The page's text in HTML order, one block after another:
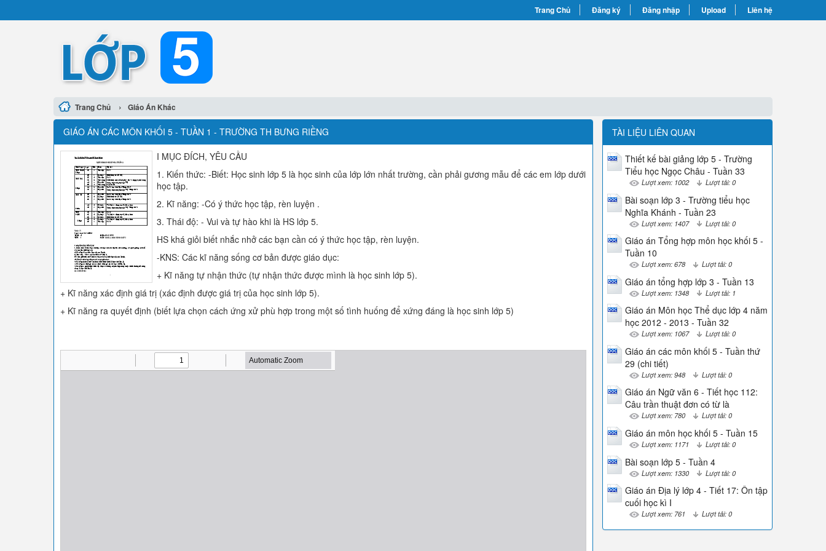
Trang Chủ Đăng ký Đăng nhập Upload Liên hệ
Trang Chủ › Giáo Án Khác
GIÁO ÁN CÁC MÔN KHỐI 5 - TUẦN 1 - TRƯỜNG TH BƯNG RIỀNG
I MỤC ĐÍCH, YÊU CẦU
1. Kiến thức: -Biết: Học sinh lớp 5 là học sinh của lớp lớn nhất trường, cần phải gương mẫu để các em lớp dưới
học tập.
2. Kĩ năng: -Có ý thức học tập, rèn luyện .
3. Thái độ: - Vui và tự hào khi là HS lớp 5.
HS khá giỏi biết nhắc nhở các bạn cần có ý thức học tập, rèn luyện.
-KNS: Các kĩ năng sống cơ bản được giáo dục:
+ Kĩ năng tự nhận thức (tự nhận thức được mình là học sinh lớp 5).
+ Kĩ năng xác định giá trị (xác định được giá trị của học sinh lớp 5).
+ Kĩ năng ra quyết định (biết lựa chọn cách ứng xử phù hợp trong một số tình huống để xứng đáng là học sinh lớp 5)
TÀI LIỆU LIÊN QUAN
Thiết kế bài giảng lớp 5 - Trường
Tiểu học Ngọc Châu - Tuần 33
Lượt xem: 1002 Lượt tải: 0
Bài soạn lớp 3 - Trường tiểu học
Nghĩa Khánh - Tuần 23
Lượt xem: 1407 Lượt tải: 0
Giáo án Tổng hợp môn học khối 5 -
Tuần 10
Lượt xem: 678 Lượt tải: 0
Giáo án tổng hợp lớp 3 - Tuần 13
Lượt xem: 1348 Lượt tải: 1
Giáo án Môn học Thể dục lớp 4 năm
học 2012 - 2013 - Tuần 32
Lượt xem: 1067 Lượt tải: 0
Giáo án các môn khối 5 - Tuần thứ
29 (chi tiết)
Lượt xem: 948 Lượt tải: 0
Giáo án Ngữ văn 6 - Tiết học 112:
Câu trần thuật đơn có từ là
Lượt xem: 780 Lượt tải: 0
Giáo án môn học khối 5 - Tuần 15
Lượt xem: 1171 Lượt tải: 0
Bài soạn lớp 5 - Tuần 4
Lượt xem: 1330 Lượt tải: 0
Giáo án Địa lý lớp 4 - Tiết 17: Ôn tập
cuối học kì I
Lượt xem: 761 Lượt tải: 0